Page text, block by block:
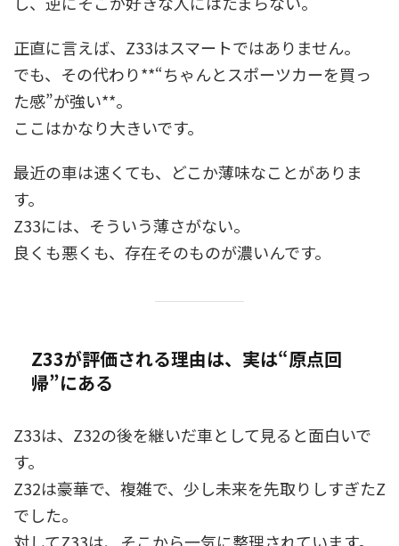
正直に言えば、Z33はスマートではありません。
でも、その代わり**“ちゃんとスポーツカーを買っ
た感”が強い**。
ここはかなり大きいです。
最近の車は速くても、どこか薄味なことがありま
す。
Z33には、そういう薄さがない。
良くも悪くも、存在そのものが濃いんです。
Z33が評価される理由は、実は“原点回
帰”にある
Z33は、Z32の後を継いだ車として見ると面白いで
す。
Z32は豪華で、複雑で、少し未来を先取りしすぎたZ
でした。